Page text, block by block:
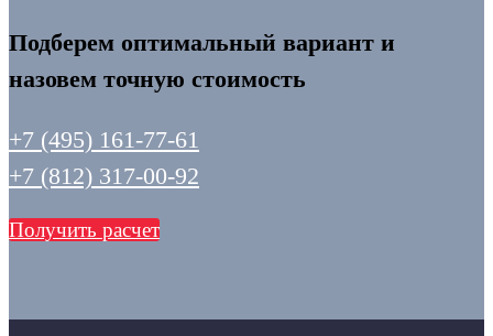
Подберем оптимальный вариант и
назовем точную стоимость
+7 (495) 161-77-61
+7 (812) 317-00-92
Получить расчет